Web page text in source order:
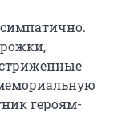
героям-